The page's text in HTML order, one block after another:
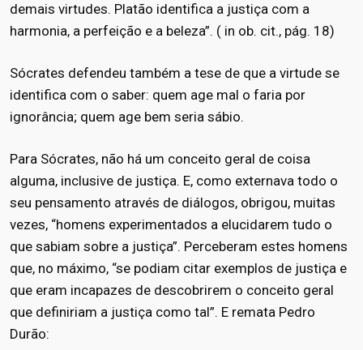
demais virtudes. Platão identifica a justiça com a
harmonia, a perfeição e a beleza”. ( in ob. cit., pág. 18)
Sócrates defendeu também a tese de que a virtude se
identifica com o saber: quem age mal o faria por
ignorância; quem age bem seria sábio.
Para Sócrates, não há um conceito geral de coisa
alguma, inclusive de justiça. E, como externava todo o
seu pensamento através de diálogos, obrigou, muitas
vezes, “homens experimentados a elucidarem tudo o
que sabiam sobre a justiça”. Perceberam estes homens
que, no máximo, “se podiam citar exemplos de justiça e
que eram incapazes de descobrirem o conceito geral
que definiriam a justiça como tal”. E remata Pedro
Durão: